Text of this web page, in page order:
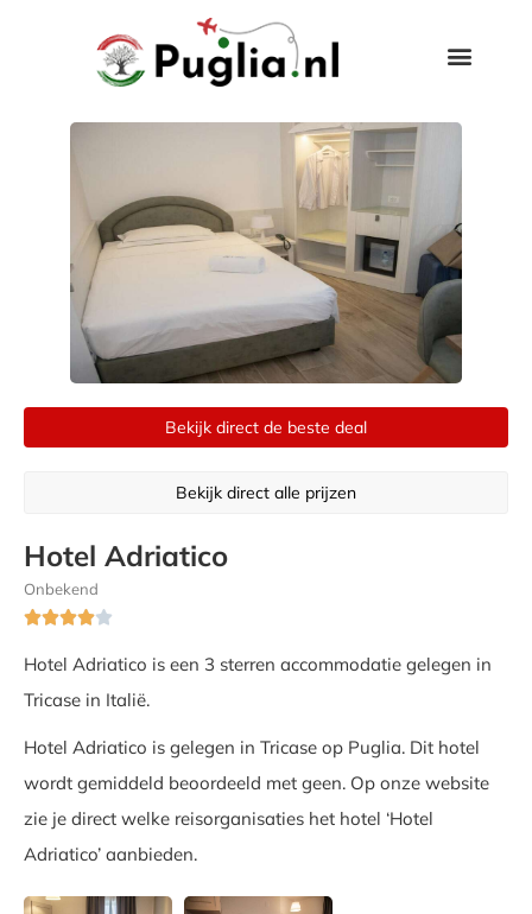
Bekijk direct de beste deal
Bekijk direct alle prijzen
Hotel Adriatico
Onbekend

Hotel Adriatico is een 3 sterren accommodatie gelegen in
Tricase in Italië.
Hotel Adriatico is gelegen in Tricase op Puglia. Dit hotel
wordt gemiddeld beoordeeld met geen. Op onze website
zie je direct welke reisorganisaties het hotel ‘Hotel
Adriatico’ aanbieden.